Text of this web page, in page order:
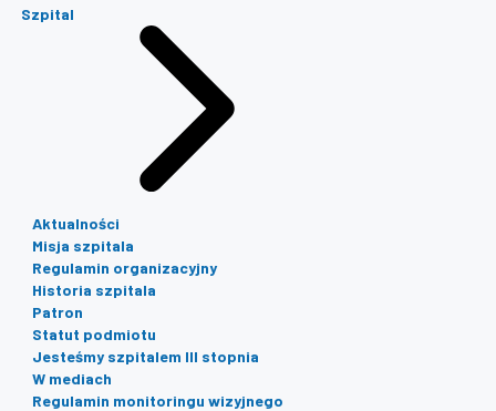
Szpital
Aktualności
Misja szpitala
Regulamin organizacyjny
Historia szpitala
Patron
Statut podmiotu
Jesteśmy szpitalem III stopnia
W mediach
Regulamin monitoringu wizyjnego